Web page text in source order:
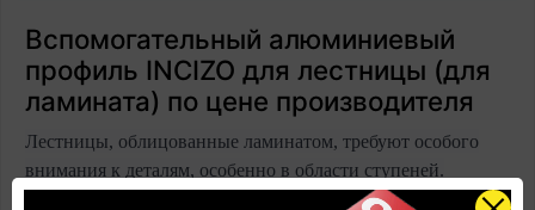
Вспомогательный алюминиевый
профиль INCIZO для лестницы (для
ламината) по цене производителя
Лестницы, облицованные ламинатом, требуют особого
внимания к деталям, особенно в области ступеней.
Именно здесь на помощь приходит вспомогательный